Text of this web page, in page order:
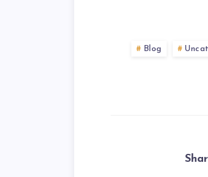
Blog